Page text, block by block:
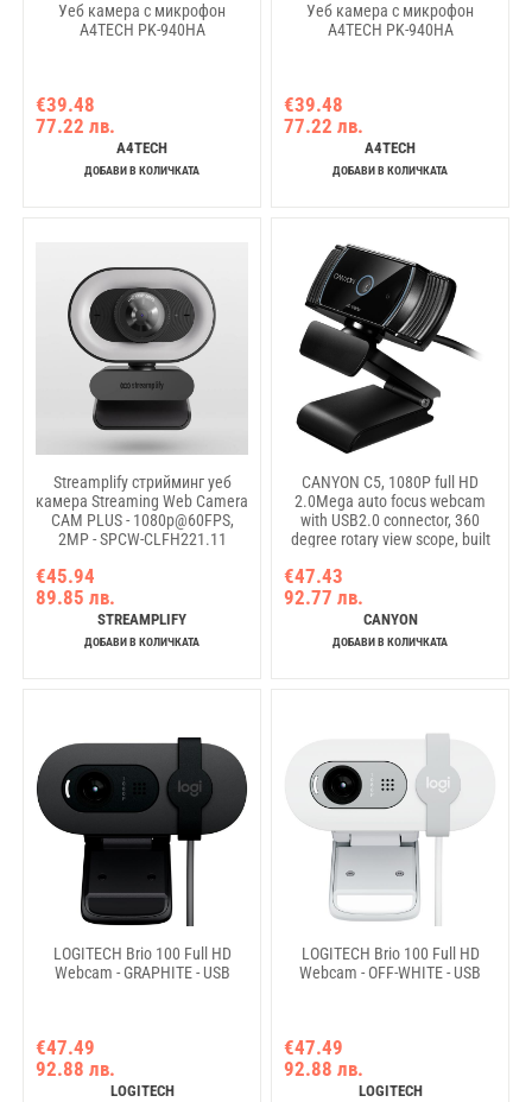
Уеб камера с микрофон
A4TECH PK-940HA
€39.48
77.22 лв.
A4TECH
ДОБАВИ В КОЛИЧКАТА
Уеб камера с микрофон
A4TECH PK-940HA
€39.48
77.22 лв.
A4TECH
ДОБАВИ В КОЛИЧКАТА
Streamplify стрийминг уеб
камера Streaming Web Camera
CAM PLUS - 1080p@60FPS,
2MP - SPCW-CLFH221.11
€45.94
89.85 лв.
STREAMPLIFY
ДОБАВИ В КОЛИЧКАТА
CANYON C5, 1080P full HD
2.0Mega auto focus webcam
with USB2.0 connector, 360
degree rotary view scope, built
OV2735, viewing angle 65°,
cable length 2.0m, Black,
76.3x49.8x54mm, 0.106kg
€47.43
92.77 лв.
CANYON
ДОБАВИ В КОЛИЧКАТА
LOGITECH Brio 100 Full HD
Webcam - GRAPHITE - USB
€47.49
92.88 лв.
LOGITECH
LOGITECH Brio 100 Full HD
Webcam - OFF-WHITE - USB
€47.49
92.88 лв.
LOGITECH